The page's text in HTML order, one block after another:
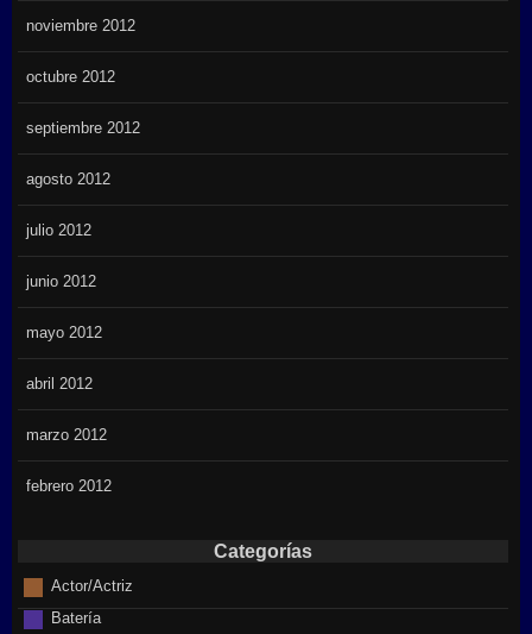
noviembre 2012
octubre 2012
septiembre 2012
agosto 2012
julio 2012
junio 2012
mayo 2012
abril 2012
marzo 2012
febrero 2012
Categorías
Actor/Actriz
Batería